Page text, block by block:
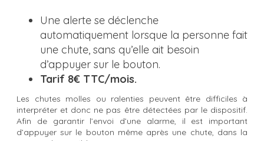
Une alerte se déclenche
automatiquement lorsque la personne fait
une chute, sans qu’elle ait besoin
d’appuyer sur le bouton.
Tarif 8€ TTC/mois.
Les chutes molles ou ralenties peuvent être difficiles à
interpréter et donc ne pas être détectées par le dispositif.
Afin de garantir l’envoi d’une alarme, il est important
d’appuyer sur le bouton même après une chute, dans la